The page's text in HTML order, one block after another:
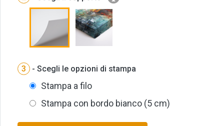
3 - Scegli le opzioni di stampa
Stampa a filo
Stampa con bordo bianco (5 cm)